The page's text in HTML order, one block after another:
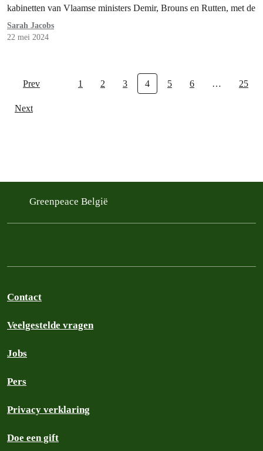
kabinetten van Vlaamse ministers Demir, Brouns en Rutten, met de
Sarah Jacobs
22 mei 2024
Prev 1 2 3 4 5 6 … 25
Next
Greenpeace België
Contact
Veelgestelde vragen
Jobs
Pers
Privacy verklaring
Doe een gift